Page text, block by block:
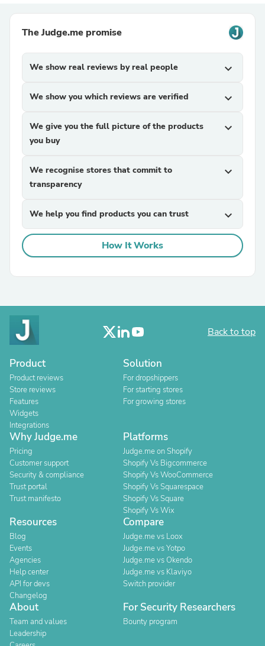
The Judge.me promise
We show real reviews by real people expand_more
We show you which reviews are verified expand_more
We give you the full picture of the products
you buy
expand_more
We recognise stores that commit to
transparency
expand_more
We help you find products you can trust expand_more
How It Works
Back to top
Product
Product reviews
Store reviews
Features
Widgets
Integrations
Solution
For dropshippers
For starting stores
For growing stores
Why Judge.me
Pricing
Customer support
Security & compliance
Trust portal
Trust manifesto
Platforms
Judge.me on Shopify
Shopify Vs Bigcommerce
Shopify Vs WooCommerce
Shopify Vs Squarespace
Shopify Vs Square
Shopify Vs Wix
Resources
Blog
Events
Agencies
Help center
API for devs
Changelog
Compare
Judge.me vs Loox
Judge.me vs Yotpo
Judge.me vs Okendo
Judge.me vs Klaviyo
Switch provider
About
Team and values
Leadership
For Security Researchers
Bounty program